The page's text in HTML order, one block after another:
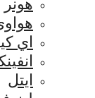
هونر
اي
ايتل